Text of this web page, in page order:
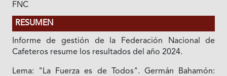
FNC
RESUMEN
Informe de gestión de la Federación Nacional de
Cafeteros resume los resultados del año 2024.
Lema: "La Fuerza es de Todos". Germán Bahamón: